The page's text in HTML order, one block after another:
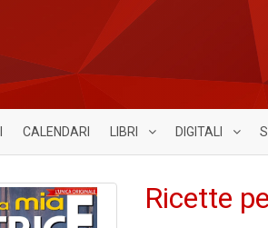
CALENDARI LIBRI DIGITALI
Ricette